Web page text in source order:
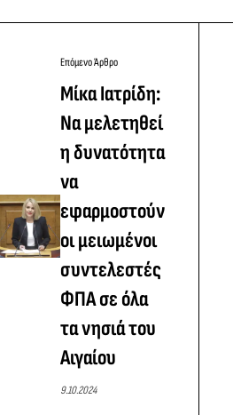
Επόμενο Άρθρο
Μίκα Ιατρίδη:
Να μελετηθεί
η δυνατότητα
να
εφαρμοστούν
οι μειωμένοι
συντελεστές
ΦΠΑ σε όλα
τα νησιά του
Αιγαίου
9.10.2024